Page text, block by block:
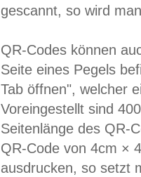
gescannt, so wird
QR-Codes können
Seite eines Pegels
Tab öffnen", welcher
Voreingestellt sind
Seitenlänge des QR-
QR-Code von 4cm ×
ausdrucken, so setzt